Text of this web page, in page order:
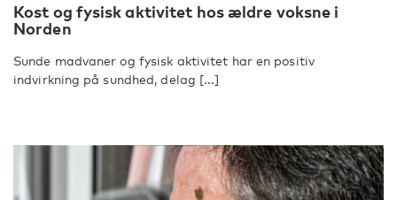
Kost og fysisk aktivitet hos ældre voksne i
Norden
Sunde madvaner og fysisk aktivitet har en positiv
indvirkning på sundhed, delag [...]